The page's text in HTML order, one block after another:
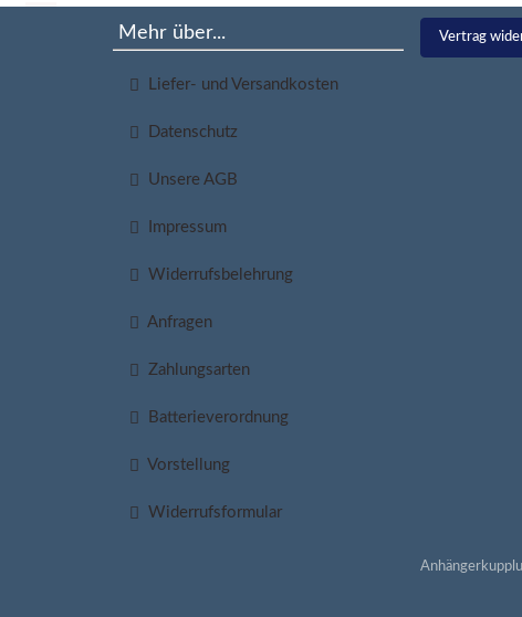
Mehr über...
Liefer- und Versandkosten
Datenschutz
Unsere AGB
Impressum
Widerrufsbelehrung
Anfragen
Zahlungsarten
Batterieverordnung
Vorstellung
Widerrufsformular
Vertrag